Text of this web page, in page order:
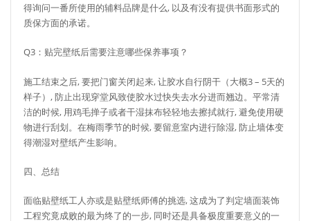
得询问一番所使用的辅料品牌是什么, 以及有没有提供书面形式的
质保方面的承诺。
Q3：贴完壁纸后需要注意哪些保养事项？
施工结束之后, 要把门窗关闭起来, 让胶水自行阴干（大概3 – 5天的
样子）, 防止出现穿堂风致使胶水过快失去水分进而翘边。平常清
洁的时候, 用鸡毛掸子或者干湿抹布轻轻地去擦拭就行, 避免使用硬
物进行刮划。在梅雨季节的时候, 要留意室内进行除湿, 防止墙体变
得潮湿对壁纸产生影响。
四、总结
面临贴壁纸工人亦或是贴壁纸师傅的挑选, 这成为了判定墙面装饰
工程究竟成败的最为终了的一步, 同时还是具备极度重要意义的一